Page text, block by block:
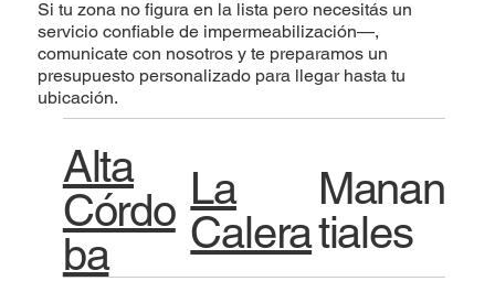
Si tu zona no figura en la lista pero necesitás un
servicio confiable de impermeabilización—,
comunicate con nosotros y te preparamos un
presupuesto personalizado para llegar hasta tu
ubicación.
Alta
Córdo
ba
La
Calera
Manan
tiales